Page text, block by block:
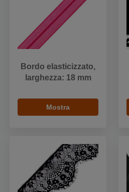
Bordo elasticizzato,
larghezza: 18 mm
Mostra